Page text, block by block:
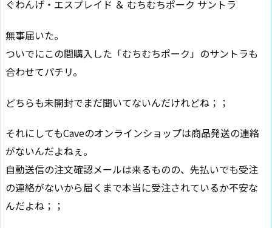
ぐわんげ・エスプレイド ＆ むちむちポーク サントラ
無事届いた。
ついでにこの間購入した「むちむちポーク」のサントラも
合わせてパチリ。
どちらも未開封でまだ聞いてないんだけれどね；；
それにしてもCaveのオンラインショップは商品発送の連絡
がないんだよねぇ。
自動送信の注文確認メールは来るものの、先払いでも受注
の連絡がないから届くまで本当に受注されているか不安な
んだよね；；